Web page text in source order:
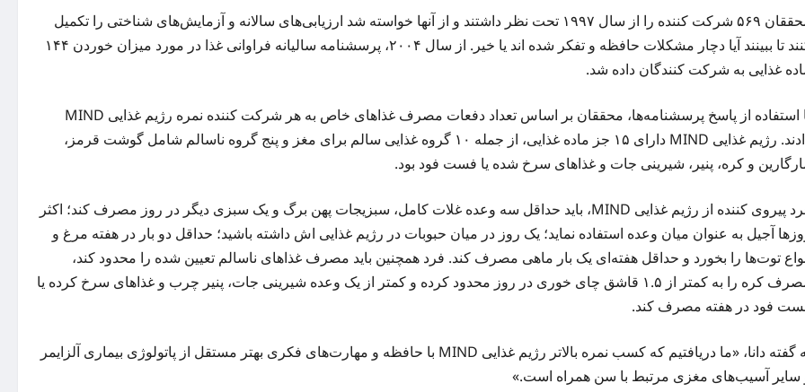
محققان ۵۶۹ شرکت کننده را از سال ۱۹۹۷ تحت نظر داشتند و از آنها خواسته شد ارزیابی‌های سالانه و آزمایش‌های شناختی را تکمیل
تا ببینند آیا دچار مشکلات حافظه و تفکر شده اند
یا خیر. از سال ۲۰۰۴، پرسشنامه سالیانه فراوانی غذا در مورد میزان خوردن ۱۴۴
غذایی به شرکت کنندگان داده شد.
با استفاده از پاسخ پرسشنامه‌ها، محققان بر اساس تعداد دفعات مصرف غذاهای خاص به هر شرکت کننده نمره رژیم غذایی MIND
دادند. رژیم غذایی MIND دارای ۱۵ جز ماده غذایی، از جمله ۱۰ گروه غذایی سالم برای مغز و پنج گروه ناسالم شامل گوشت قرمز،
و کره، پنیر، شیرینی جات و غذاهای سرخ شده یا فست فود بود.
فرد پیروی کننده از رژیم غذایی MIND، باید حداقل سه وعده غلات کامل، سبزیجات پهن برگ و یک سبزی دیگر در روز مصرف کند؛ اکثر
آجیل به عنوان میان وعده استفاده نماید؛ یک روز در میان حبوبات در رژیم غذایی اش داشته باشید؛ حداقل دو بار در هفته مرغ و
توت‌ها را بخورد و حداقل هفته‌ای یک بار ماهی مصرف کند. فرد همچنین باید مصرف غذاهای ناسالم تعیین شده را محدود کند،
کره را به کمتر از ۱.۵ قاشق چای
خوری در روز محدود کرده و کمتر از یک وعده شیرینی جات، پنیر چرب و غذاهای سرخ کرده یا
فود در هفته مصرف کند.
به گفته دانا، «ما دریافتیم که کسب نمره بالاتر رژیم غذایی MIND با حافظه و مهارت‌های فکری بهتر مستقل از پاتولوژی بیماری آلزایمر
سایر آسیب‌های مغزی مرتبط با سن همراه است.»